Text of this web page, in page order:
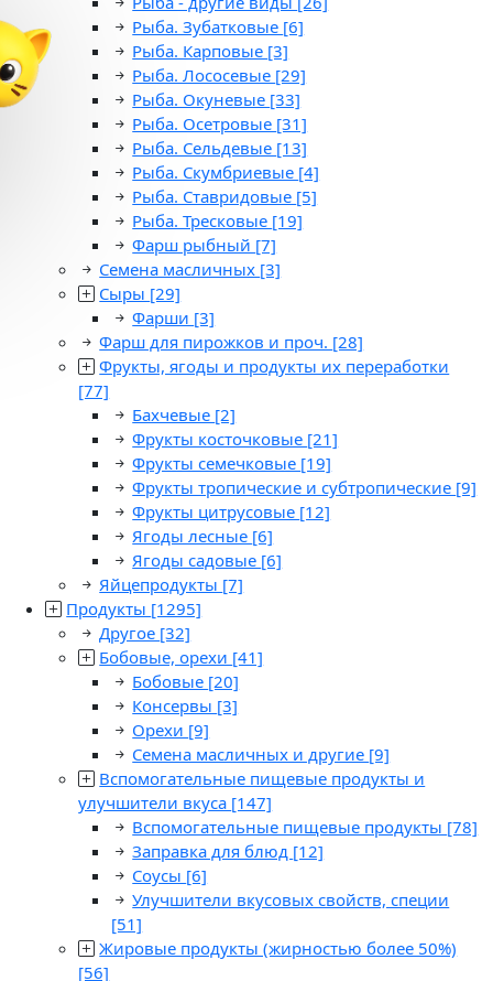
Рыба. Зубатковые [6]
Рыба. Карповые [3]
Рыба. Лососевые [29]
Рыба. Окуневые [33]
Рыба. Осетровые [31]
Рыба. Сельдевые [13]
Рыба. Скумбриевые [4]
Рыба. Ставридовые [5]
Рыба. Тресковые [19]
Фарш рыбный [7]
Семена масличных [3]
Сыры [29]
Фарши [3]
Фарш для пирожков и проч. [28]
Фрукты, ягоды и продукты их переработки
[77]
Бахчевые [2]
Фрукты косточковые [21]
Фрукты семечковые [19]
Фрукты тропические и субтропические [9]
Фрукты цитрусовые [12]
Ягоды лесные [6]
Ягоды садовые [6]
Яйцепродукты [7]
Продукты [1295]
Другое [32]
Бобовые, орехи [41]
Бобовые [20]
Консервы [3]
Орехи [9]
Семена масличных и другие [9]
Вспомогательные пищевые продукты и
улучшители вкуса [147]
Вспомогательные пищевые продукты [78]
Заправка для блюд [12]
Соусы [6]
Улучшители вкусовых свойств, специи
[51]
Жировые продукты (жирностью более 50%)
[56]